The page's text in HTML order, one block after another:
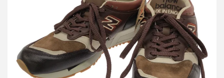
ニューバランス スニーカー M1500GBI
詳しく見る